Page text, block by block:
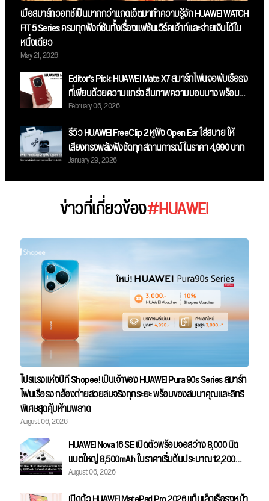
เมื่อสมาร์ทวอทช์เป็นมากกว่าแกดเจ็ตมาทำความรู้จัก HUAWEI WATCH
FIT 5 Series ครบทุกฟังก์ชันทั้งเรื่องแฟชันเวิร์คเอ้าท์และจ่ายเงินได้ใน
หนึ่งเดียว
May 21, 2026
Editor’s Pick: HUAWEI Mate X7 สมาร์ทโฟนจอพับเรือธง
ที่เพียบด้วยความแกร่ง ลืมภาพความบอบบาง พร้อม
กล้องระดับโปร เก็บทุกรายละเอียดและสมรรถนะระดับ
ท็อป
February 06, 2026
รีวิว HUAWEI FreeClip 2 หูฟัง Open Ear ใส่สบาย ให้
เสียงทรงพลังฟังชัดทุกสถานการณ์ ในราคา 4,990 บาท
January 29, 2026
ข่าวที่เกี่ยวข้อง#HUAWEI
โปรแรงแห่งปีที่ Shopee! เป็นเจ้าของ HUAWEI Pura 90s Series สมาร์ท
โฟนเรือธง กล้องถ่ายสวยสมจริงทุกระยะ พร้อมของสมนาคุณและสิทธิ
พิเศษสุดคุ้มห้ามพลาด
August 06, 2026
HUAWEI Nova 16 SE เปิดตัวพร้อมจอสว่าง 8,000 นิต
แบตใหญ่ 8,500mAh ในราคาเริ่มต้นประมาณ 12,200
บาท
August 06, 2026